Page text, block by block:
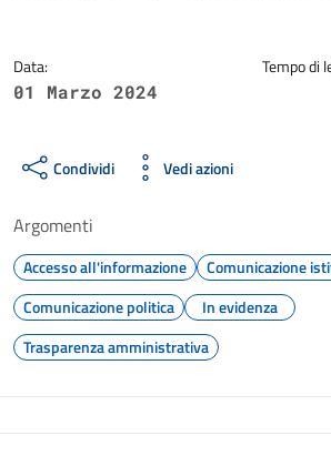
Data:
01 Marzo 2024
Tempo di
Condividi Vedi azioni
Argomenti
Accesso all'informazione
Comunicazione
Comunicazione politica
In evidenza
Trasparenza amministrativa